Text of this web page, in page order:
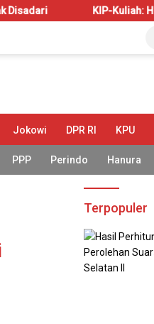
Kuliah: Hak atau Amanah?
Jokowi DPR RI KPU
PPP Perindo Hanura
Terpopuler